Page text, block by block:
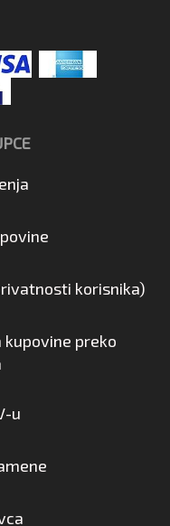
korisnika)
preko
u